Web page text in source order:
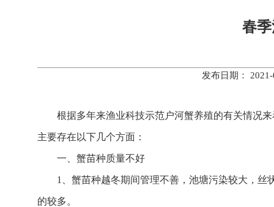
春
发布日期：
根据多年来渔业科技示范户河蟹养殖的有关情况
主要存在以下几个方面：
一、蟹苗种质量不好
1、蟹苗种越冬期间管理不善，池塘污染较大，
的较多。